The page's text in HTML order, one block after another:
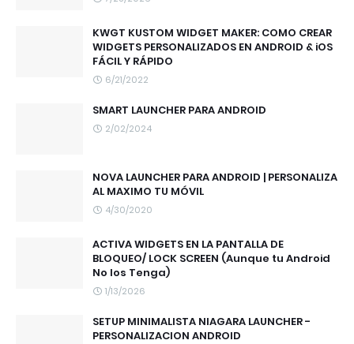
KWGT KUSTOM WIDGET MAKER: COMO CREAR
WIDGETS PERSONALIZADOS EN ANDROID & iOS
FÁCIL Y RÁPIDO
6/21/2022
SMART LAUNCHER PARA ANDROID
2/02/2024
NOVA LAUNCHER PARA ANDROID | PERSONALIZA
AL MAXIMO TU MÓVIL
4/30/2020
ACTIVA WIDGETS EN LA PANTALLA DE
BLOQUEO/ LOCK SCREEN (Aunque tu Android
No los Tenga)
1/13/2026
SETUP MINIMALISTA NIAGARA LAUNCHER -
PERSONALIZACION ANDROID